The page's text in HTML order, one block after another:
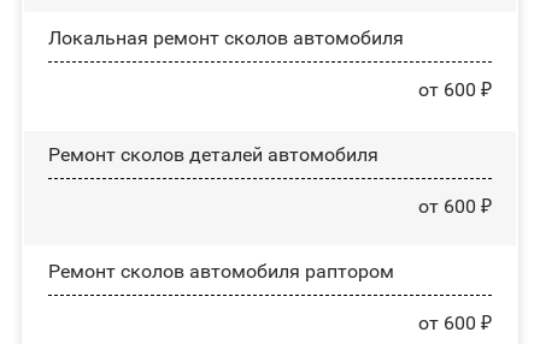
Локальная ремонт сколов автомобиля
от 600 ₽
Ремонт сколов деталей автомобиля
от 600 ₽
Ремонт сколов автомобиля раптором
от 600 ₽